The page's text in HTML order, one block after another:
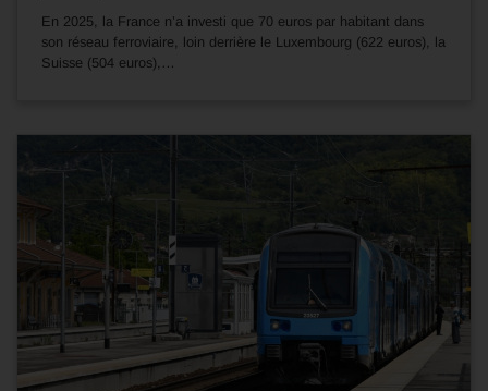
En 2025, la France n’a investi que 70 euros par habitant dans
son réseau ferroviaire, loin derrière le Luxembourg (622 euros), la
Suisse (504 euros),…